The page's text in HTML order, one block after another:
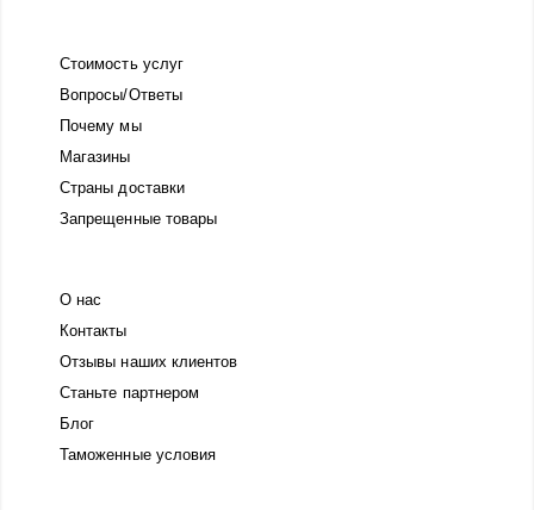
Стоимость услуг
Вопросы/Ответы
Почему мы
Магазины
Страны доставки
Запрещенные товары
О нас
Контакты
Отзывы наших клиентов
Станьте партнером
Блог
Таможенные условия